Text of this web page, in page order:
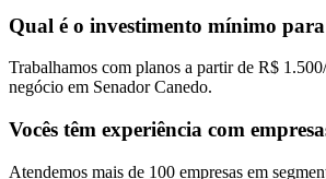
Qual é o investimento mínimo
Trabalhamos com planos a partir de R$
negócio em Senador Canedo.
Vocês têm experiência com
Atendemos mais de 100 empresas em